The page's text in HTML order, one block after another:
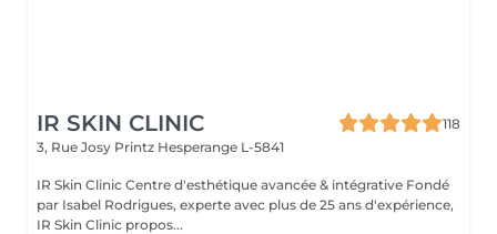
IR SKIN CLINIC
118
3, Rue Josy Printz Hesperange L-5841
IR Skin Clinic Centre d'esthétique avancée & intégrative Fondé
par Isabel Rodrigues, experte avec plus de 25 ans d'expérience,
IR Skin Clinic propos...